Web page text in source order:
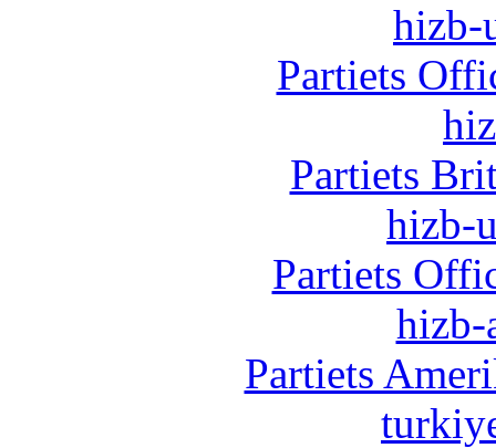
hizb-
Partiets
Partiets
hizb-
Partiets
hizb-
Partiets